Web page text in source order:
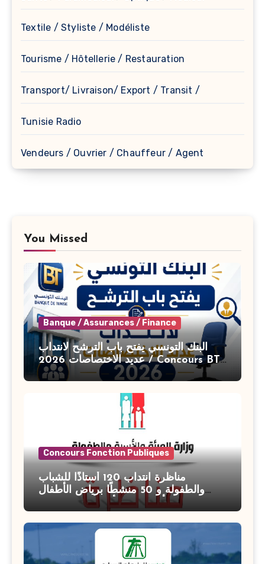
Textile / Styliste / Modéliste
Tourisme / Hôtellerie / Restauration
Transport/ Livraison/ Export / Transit /
Tunisie Radio
Vendeurs / Ouvrier / Chauffeur / Agent
You Missed
Banque / Assurances / Finance
البنك التونسي يفتح باب الترشح لانتداب
عديد الاختصاصات 2026 / Concours BT
Banque de Tunisie 2026
Concours Fonction Publiques
مناظرة انتداب 120 أستاذًا للشباب
والطفولة و 50 منشطًا برياض الأطفال
بوزارة الأسرة والمرأة والطفولة وكبار
السن آخر أجل للتسجيل : 27 جويلية 2026